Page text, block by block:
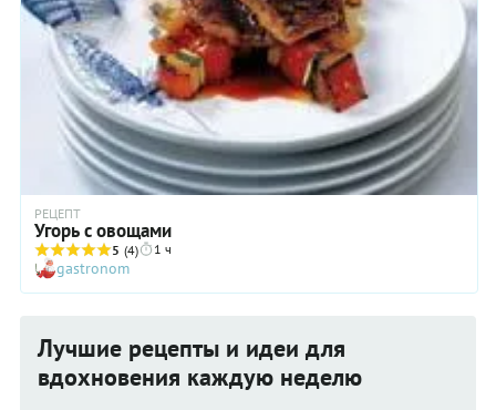
РЕЦЕПТ
Угорь с овощами
5 (4) 1 ч
gastronom
Лучшие рецепты и идеи для
вдохновения каждую неделю